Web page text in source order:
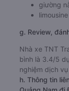
giường
g. Review,
Nhà xe TNT
bình là 3.4/5
nghiệm dịch
h. Thông tin